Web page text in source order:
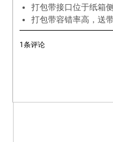
打包带接口位于纸箱
打包带容错率高，送
1条评论